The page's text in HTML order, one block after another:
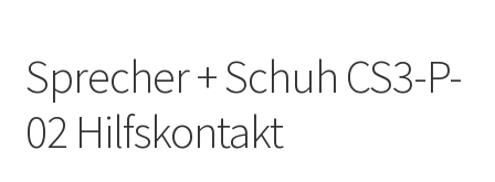
Sprecher + Schuh CS3-P-
02 Hilfskontakt